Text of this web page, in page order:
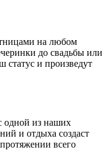
на любом
до свадьбы или
статус и произведут
одной из наших
и отдыха создаст
всего